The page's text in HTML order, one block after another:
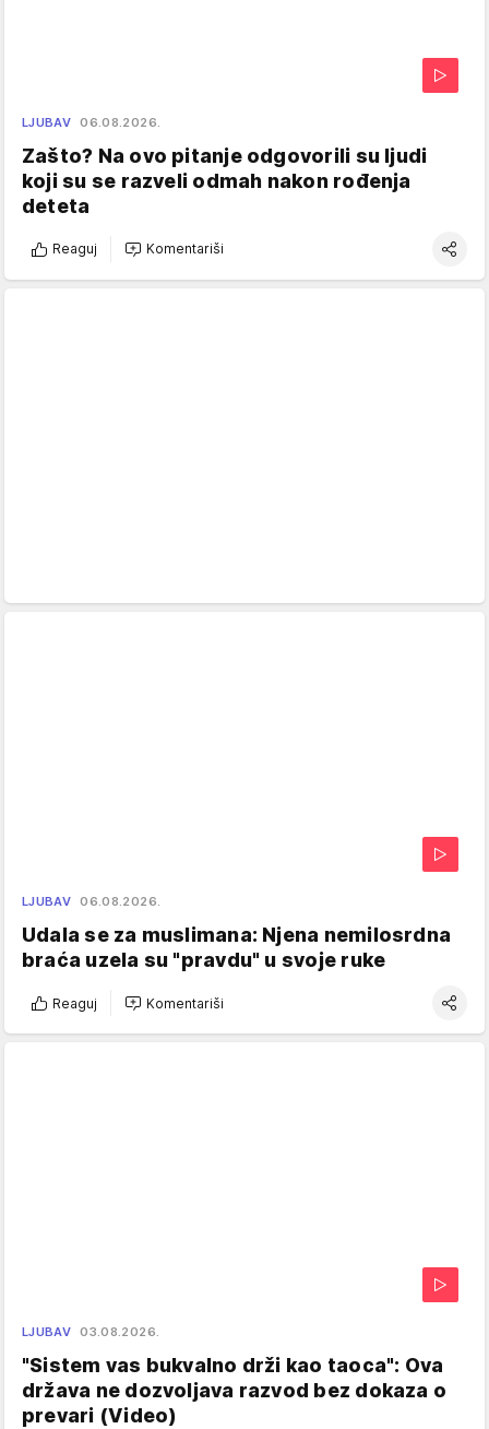
LJUBAV 06.08.2026.
Zašto? Na ovo pitanje odgovorili su ljudi
koji su se razveli odmah nakon rođenja
deteta
Reaguj Komentariši
LJUBAV 06.08.2026.
Udala se za muslimana: Njena nemilosrdna
braća uzela su "pravdu" u svoje ruke
Reaguj Komentariši
LJUBAV 03.08.2026.
"Sistem vas bukvalno drži kao taoca": Ova
država ne dozvoljava razvod bez dokaza o
prevari (Video)